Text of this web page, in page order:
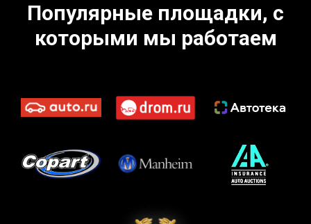
Популярные площадки, с
которыми мы работаем